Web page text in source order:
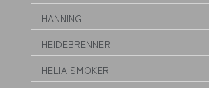
HANNING
HEIDEBRENNER
HELIA SMOKER